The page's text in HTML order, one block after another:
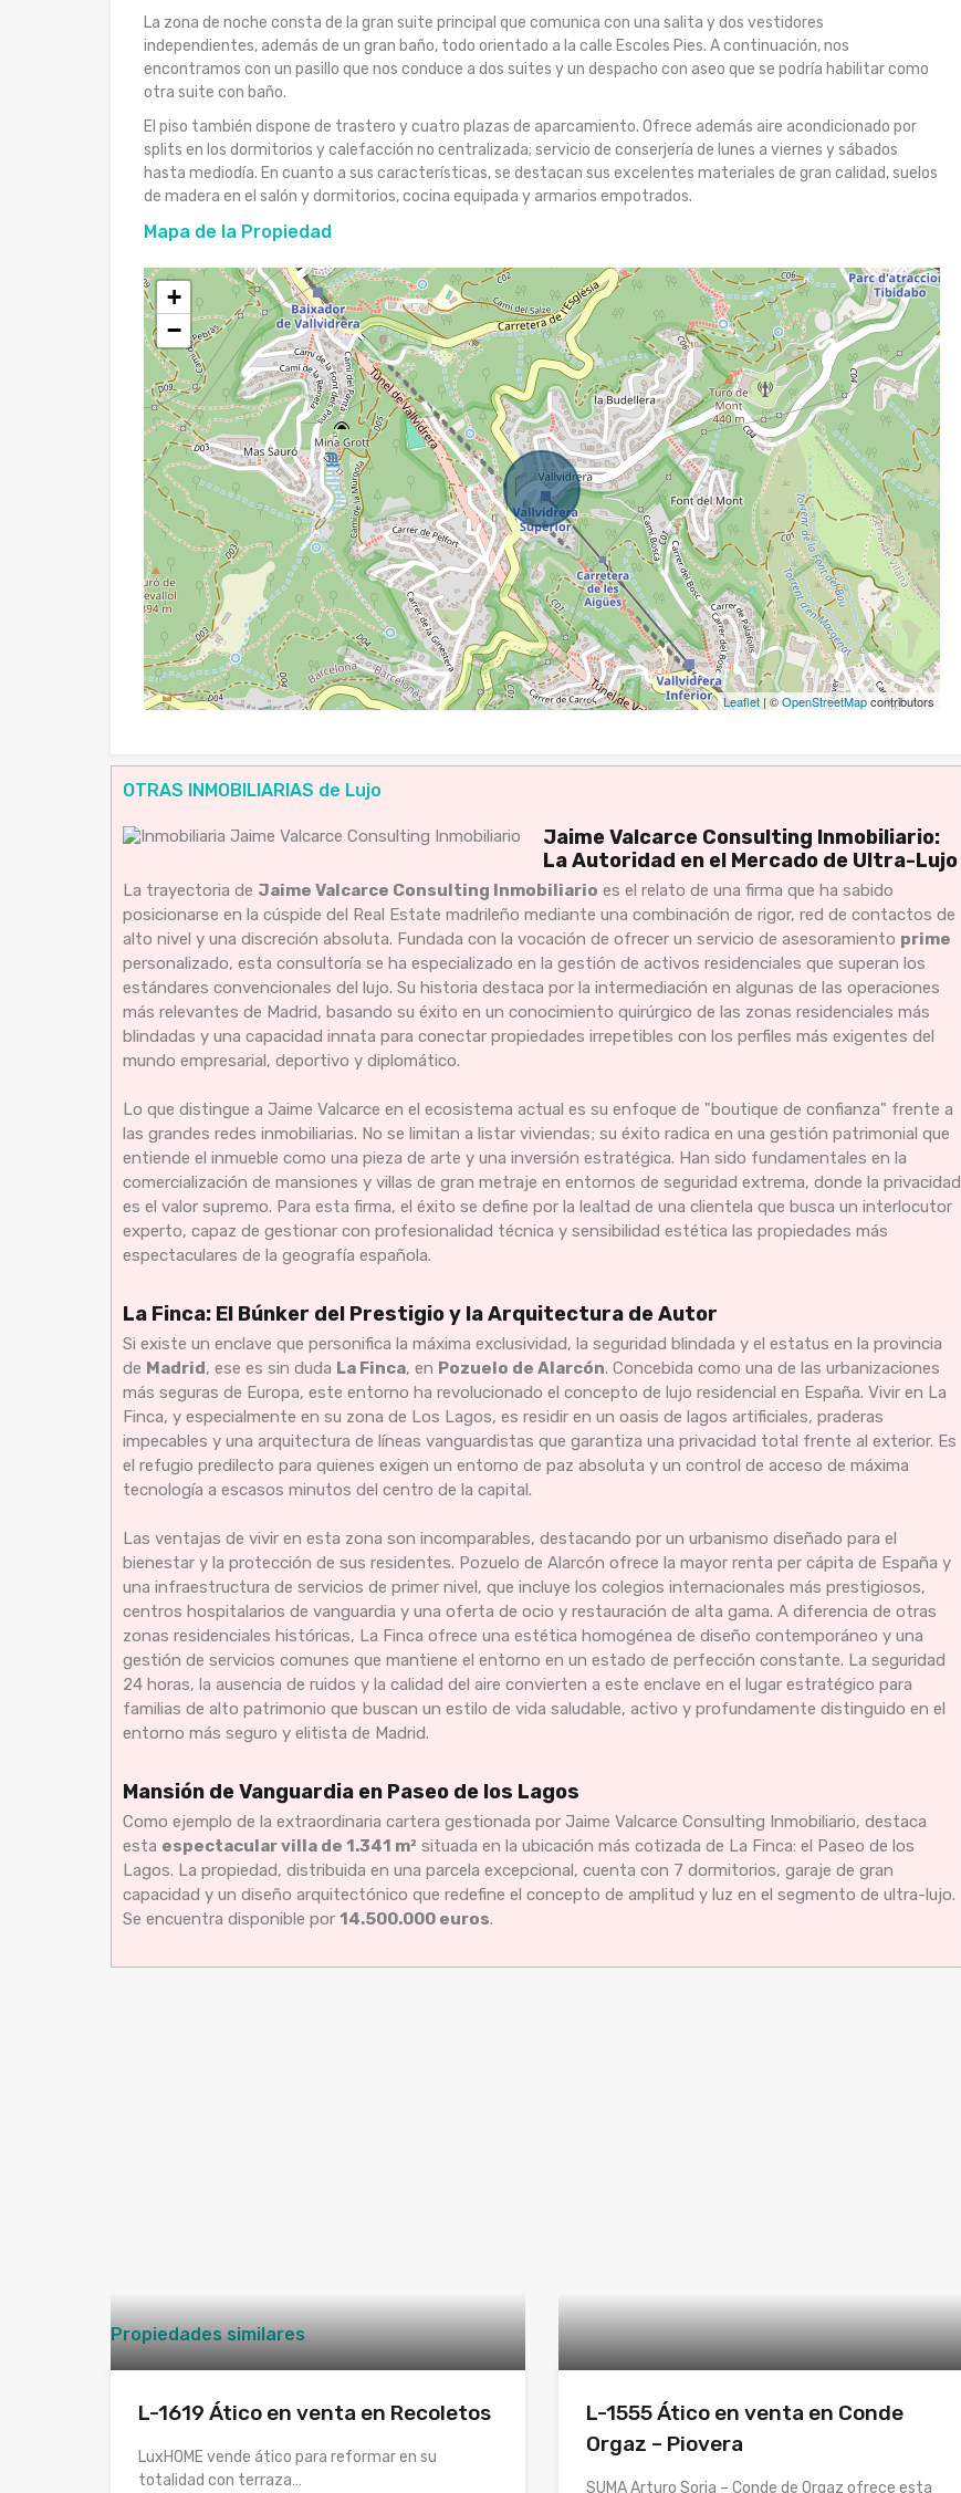
La zona de noche consta de la gran suite principal que comunica con una salita y dos vestidores
independientes, además de un gran baño, todo orientado a la calle Escoles Pies. A continuación, nos
encontramos con un pasillo que nos conduce a dos suites y un despacho con aseo que se podría habilitar como
otra suite con baño.
El piso también dispone de trastero y cuatro plazas de aparcamiento. Ofrece además aire acondicionado por
splits en los dormitorios y calefacción no centralizada; servicio de conserjería de lunes a viernes y sábados
hasta mediodía. En cuanto a sus características, se destacan sus excelentes materiales de gran calidad, suelos
de madera en el salón y dormitorios, cocina equipada y armarios empotrados.
Mapa de la Propiedad
+
−
Leaflet | ©OpenStreetMapcontributors
OTRAS INMOBILIARIAS de Lujo
Jaime Valcarce Consulting Inmobiliario:
La Autoridad en el Mercado de Ultra-Lujo
La trayectoria de Jaime Valcarce Consulting Inmobiliario es el relato de una firma que ha sabido
posicionarse en la cúspide del Real Estate madrileño mediante una combinación de rigor, red de contactos de
alto nivel y una discreción absoluta. Fundada con la vocación de ofrecer un servicio de asesoramiento prime
personalizado, esta consultoría se ha especializado en la gestión de activos residenciales que superan los
estándares convencionales del lujo. Su historia destaca por la intermediación en algunas de las operaciones
más relevantes de Madrid, basando su éxito en un conocimiento quirúrgico de las zonas residenciales más
blindadas y una capacidad innata para conectar propiedades irrepetibles con los perfiles más exigentes del
mundo empresarial, deportivo y diplomático.
Lo que distingue a Jaime Valcarce en el ecosistema actual es su enfoque de "boutique de confianza" frente a
las grandes redes inmobiliarias. No se limitan a listar viviendas; su éxito radica en una gestión patrimonial que
entiende el inmueble como una pieza de arte y una inversión estratégica. Han sido fundamentales en la
comercialización de mansiones y villas de gran metraje en entornos de seguridad extrema, donde la privacidad
es el valor supremo. Para esta firma, el éxito se define por la lealtad de una clientela que busca un interlocutor
experto, capaz de gestionar con profesionalidad técnica y sensibilidad estética las propiedades más
espectaculares de la geografía española.
La Finca: El Búnker del Prestigio y la Arquitectura de Autor
Si existe un enclave que personifica la máxima exclusividad, la seguridad blindada y el estatus en la provincia
de Madrid, ese es sin duda La Finca, en Pozuelo de Alarcón. Concebida como una de las urbanizaciones
más seguras de Europa, este entorno ha revolucionado el concepto de lujo residencial en España. Vivir en La
Finca, y especialmente en su zona de Los Lagos, es residir en un oasis de lagos artificiales, praderas
impecables y una arquitectura de líneas vanguardistas que garantiza una privacidad total frente al exterior. Es
el refugio predilecto para quienes exigen un entorno de paz absoluta y un control de acceso de máxima
tecnología a escasos minutos del centro de la capital.
Las ventajas de vivir en esta zona son incomparables, destacando por un urbanismo diseñado para el
bienestar y la protección de sus residentes. Pozuelo de Alarcón ofrece la mayor renta per cápita de España y
una infraestructura de servicios de primer nivel, que incluye los colegios internacionales más prestigiosos,
centros hospitalarios de vanguardia y una oferta de ocio y restauración de alta gama. A diferencia de otras
zonas residenciales históricas, La Finca ofrece una estética homogénea de diseño contemporáneo y una
gestión de servicios comunes que mantiene el entorno en un estado de perfección constante. La seguridad
24 horas, la ausencia de ruidos y la calidad del aire convierten a este enclave en el lugar estratégico para
familias de alto patrimonio que buscan un estilo de vida saludable, activo y profundamente distinguido en el
entorno más seguro y elitista de Madrid.
Mansión de Vanguardia en Paseo de los Lagos
Como ejemplo de la extraordinaria cartera gestionada por Jaime Valcarce Consulting Inmobiliario, destaca
esta espectacular villa de 1.341 m² situada en la ubicación más cotizada de La Finca: el Paseo de los
Lagos. La propiedad, distribuida en una parcela excepcional, cuenta con 7 dormitorios, garaje de gran
capacidad y un diseño arquitectónico que redefine el concepto de amplitud y luz en el segmento de ultra-lujo.
Se encuentra disponible por 14.500.000 euros.
Propiedades similares
L-1619 Ático en venta en Recoletos
LuxHOME vende ático para reformar en su
totalidad con terraza…
L-1555 Ático en venta en Conde
Orgaz – Piovera
SUMA Arturo Soria – Conde de Orgaz ofrece esta